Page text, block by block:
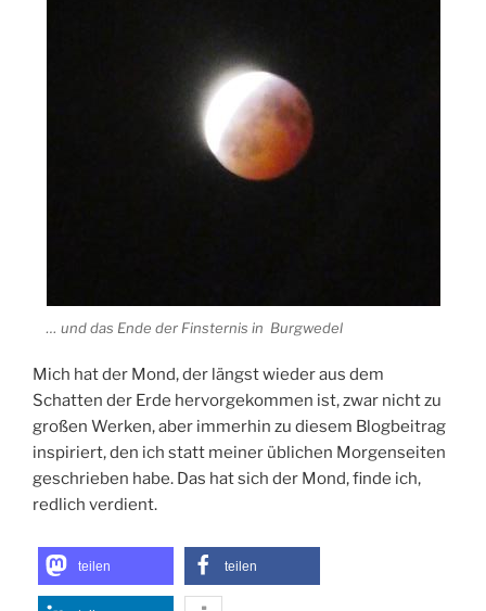
… und das Ende der Finsternis in Burgwedel
Mich hat der Mond, der längst wieder aus dem
Schatten der Erde hervorgekommen ist, zwar nicht zu
großen Werken, aber immerhin zu diesem Blogbeitrag
inspiriert, den ich statt meiner üblichen Morgenseiten
geschrieben habe. Das hat sich der Mond, finde ich,
redlich verdient.
teilen teilen